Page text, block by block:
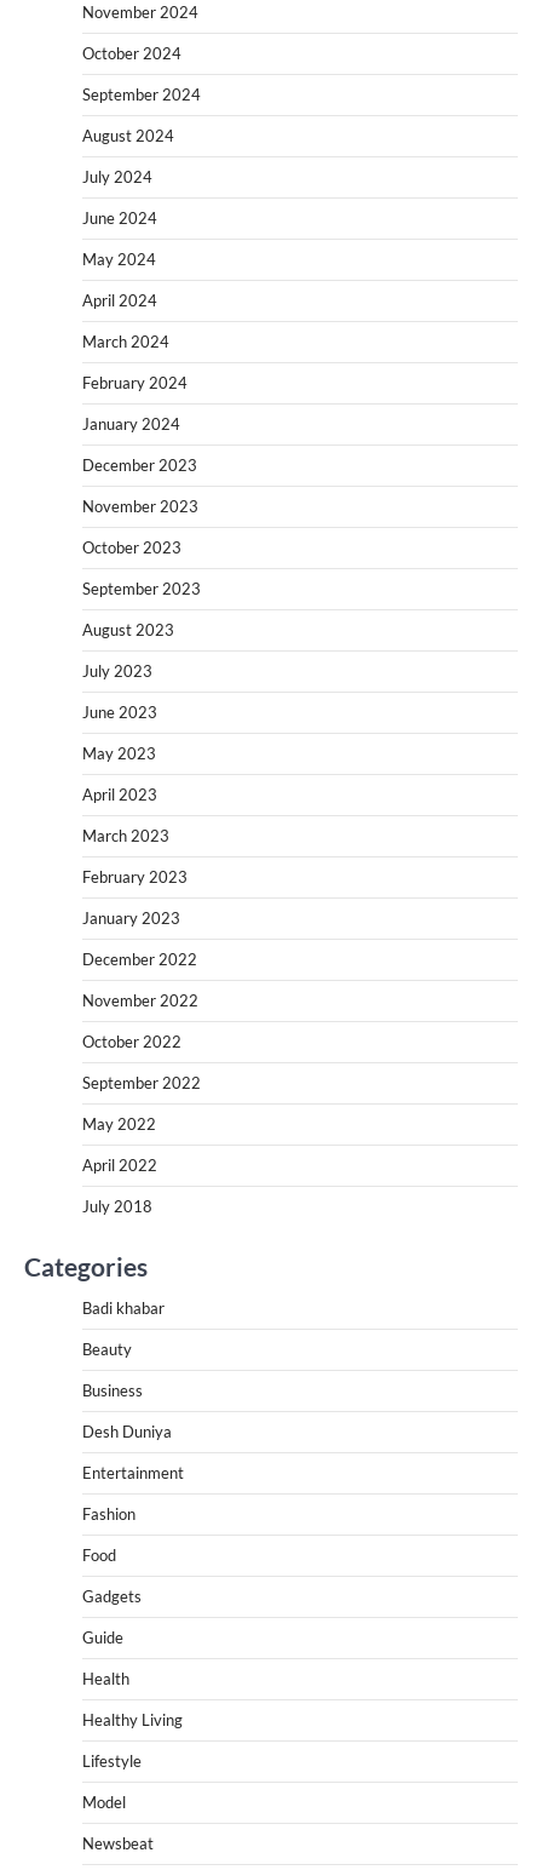
November 2024
October 2024
September 2024
August 2024
July 2024
June 2024
May 2024
April 2024
March 2024
February 2024
January 2024
December 2023
November 2023
October 2023
September 2023
August 2023
July 2023
June 2023
May 2023
April 2023
March 2023
February 2023
January 2023
December 2022
November 2022
October 2022
September 2022
May 2022
April 2022
July 2018
Categories
Badi khabar
Beauty
Business
Desh Duniya
Entertainment
Fashion
Food
Gadgets
Guide
Health
Healthy Living
Lifestyle
Model
Newsbeat